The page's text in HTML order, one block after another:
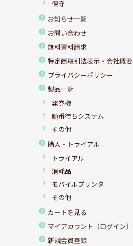
保守
お知らせ一覧
お問い合わせ
無料資料請求
特定商取引法表示・会社概要
プライバシーポリシー
製品一覧
発券機
順番待ちシステム
その他
購入・トライアル
トライアル
消耗品
モバイルプリンタ
その他
カートを見る
マイアカウント（ログイン）
新規会員登録